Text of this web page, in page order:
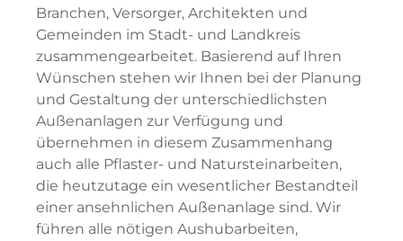
Branchen, Versorger, Architekten und
Gemeinden im Stadt- und Landkreis
zusammengearbeitet. Basierend auf Ihren
Wünschen stehen wir Ihnen bei der Planung
und Gestaltung der unterschiedlichsten
Außenanlagen zur Verfügung und
übernehmen in diesem Zusammenhang
auch alle Pflaster- und Natursteinarbeiten,
die heutzutage ein wesentlicher Bestandteil
einer ansehnlichen Außenanlage sind. Wir
führen alle nötigen Aushubarbeiten,